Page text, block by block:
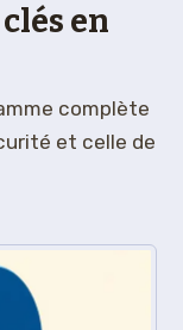
en
complète
et celle de